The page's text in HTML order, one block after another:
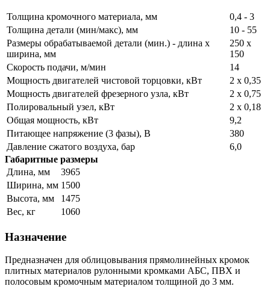
Толщина кромочного материала, мм
0,4 - 3
Толщина детали (мин/макс), мм
10 - 55
Размеры обрабатываемой детали (мин.) - длина x
ширина, мм
250 х
150
Скорость подачи, м/мин
14
Мощность двигателей чистовой торцовки, кВт
2 х 0,35
Мощность двигателей фрезерного узла, кВт
2 х 0,75
Полировальный узел, кВт
2 х 0,18
Общая мощность, кВт
9,2
Питающее напряжение (3 фазы), В
380
Давление сжатого воздуха, бар
6,0
Габаритные размеры
Длина, мм
3965
Ширина, мм 1500
Высота, мм
1475
Вес, кг
1060
Назначение
Предназначен для облицовывания прямолинейных кромок
плитных материалов рулонными кромками АБС, ПВХ и
полосовым кромочным материалом толщиной до 3 мм.